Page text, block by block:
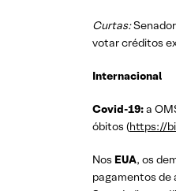
Curtas:
votar créditos
Internacional
Covid-19:a
óbitos (https://
Nos EUA, os
pagamentos de